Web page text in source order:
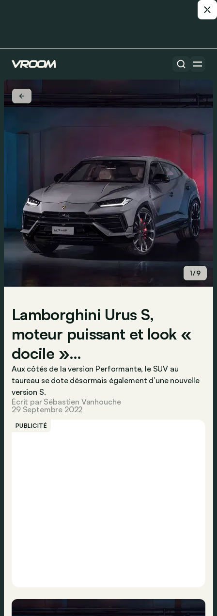
1/9
Lamborghini Urus S,
moteur puissant et look «
docile »…
Aux côtés de la version Performante, le SUV au
taureau se dote désormais également d’une nouvelle
version S.
Écrit par Sébastien Vanhouche
29 Septembre 2022
PUBLICITÉ